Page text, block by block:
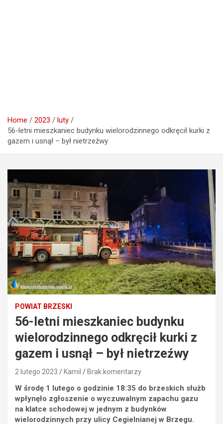
Home 2023
luty
56-letni mieszkaniec budynku wielorodzinnego odkręcił kurki z
gazem i usnął – był nietrzeźwy
POWIAT BRZESKI
56-letni mieszkaniec budynku
wielorodzinnego odkręcił kurki z
gazem i usnął – był nietrzeźwy
2 lutego 2023 Kamil Brak komentarzy
W środę 1 lutego o godzinie 18:35 do brzeskich służb
wpłynęło zgłoszenie o wyczuwalnym zapachu gazu
na klatce schodowej w jednym z budynków
wielorodzinnych przy ulicy Cegielnianej w Brzegu.